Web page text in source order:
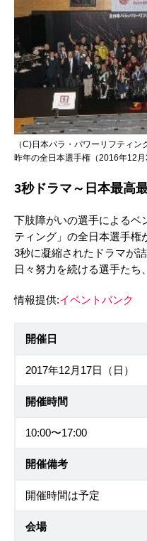
（C)日本パラ・パワーリフティン
昨年の全日本選手権（2016年12月
3秒ドラマ～日本最高
下肢障がいの選手によるベ
ティング」の全日本選手権
3秒に凝縮されたドラマが
日々努力を続ける選手たち
情報提供:イベントバンク
開催日
2017年12月17日（日）
開催時間
10:00〜17:00
開催備考
開催時間は予定
会場